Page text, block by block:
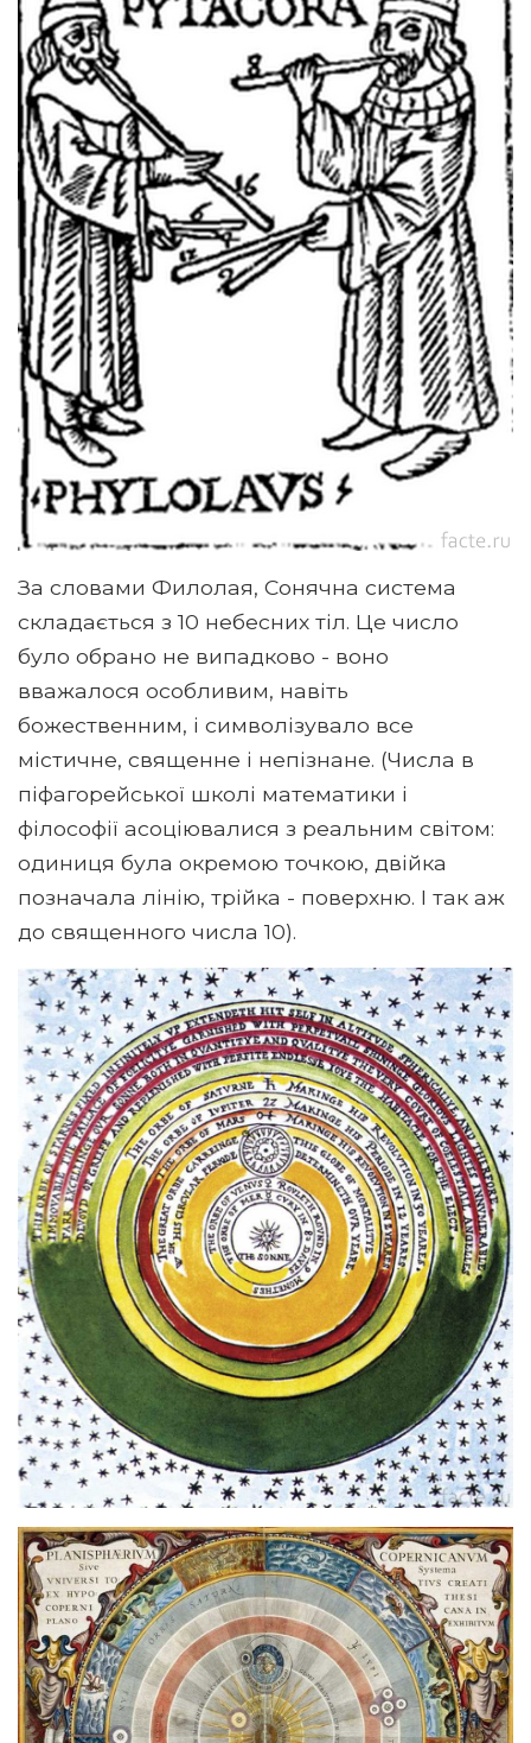
За словами Филолая, Сонячна система
складається з 10 небесних тіл. Це число
було обрано не випадково - воно
вважалося особливим, навіть
божественним, і символізувало все
містичне, священне і непізнане. (Числа в
піфагорейської школі математики і
філософії асоціювалися з реальним світом:
одиниця була окремою точкою, двійка
позначала лінію, трійка - поверхню. І так аж
до священного числа 10).